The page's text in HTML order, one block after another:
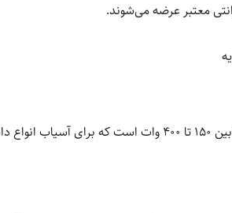
معتبر عرضه می‌شوند.
است.